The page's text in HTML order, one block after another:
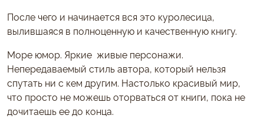
После чего и начинается вся это куролесица,
вылившаяся в полноценную и качественную книгу.
Море юмор. Яркие живые персонажи.
Непередаваемый стиль автора, который нельзя
спутать ни с кем другим. Настолько красивый мир,
что просто не можешь оторваться от книги, пока не
дочитаешь ее до конца.